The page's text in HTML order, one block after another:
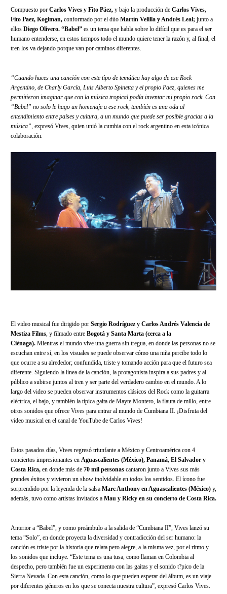
Compuesto por Carlos Vives y Fito Páez, y bajo la producción de Carlos Vives,
Fito Paez, Kogiman, conformado por el dúo Martín Velilla y Andrés Leal; junto a
ellos Diego Olivero. “Babel” es un tema que habla sobre lo difícil que es para el ser
humano entenderse, en estos tiempos todo el mundo quiere tener la razón y, al final, el
tren los va dejando porque van por caminos diferentes.
“Cuando haces una canción con este tipo de temática hay algo de ese Rock
Argentino, de Charly García, Luis Alberto Spinetta y el propio Paez, quienes me
permitieron imaginar que con la música tropical podía inventar mi propio rock. Con
“Babel” no solo le hago un homenaje a ese rock, también es una oda al
entendimiento entre países y cultura, a un mundo que puede ser posible gracias a la
música”, expresó Vives, quien unió la cumbia con el rock argentino en esta icónica
colaboración.
El video musical fue dirigido por Sergio Rodríguez y Carlos Andrés Valencia de
Mestiza Films , y filmado entre Bogotá y Santa Marta (cerca a la
Ciénaga). Mientras el mundo vive una guerra sin tregua, en donde las personas no se
escuchan entre sí, en los visuales se puede observar cómo una niña percibe todo lo
que ocurre a su alrededor; confundida, triste y tomando acción para que el futuro sea
diferente. Siguiendo la línea de la canción, la protagonista inspira a sus padres y al
público a subirse juntos al tren y ser parte del verdadero cambio en el mundo. A lo
largo del video se pueden observar instrumentos clásicos del Rock como la guitarra
eléctrica, el bajo, y también la típica gaita de Mayte Montero, la flauta de millo, entre
otros sonidos que ofrece Vives para entrar al mundo de Cumbiana II. ¡Disfruta del
video musical en el canal de YouTube de Carlos Vives!
Estos pasados días, Vives regresó triunfante a México y Centroamérica con 4
conciertos impresionantes en Aguascalientes (México), Panamá, El Salvador y
Costa Rica, en donde más de 70 mil personas cantaron junto a Vives sus más
grandes éxitos y vivieron un show inolvidable en todos los sentidos. El ícono fue
sorprendido por la leyenda de la salsa Marc Anthony en Aguascalientes (México) y,
además, tuvo como artistas invitados a Mau y Ricky en su concierto de Costa Rica.
Anterior a “Babel”, y como preámbulo a la salida de “Cumbiana II”, Vives lanzó su
tema “Solo”, en donde proyecta la diversidad y contradicción del ser humano: la
canción es triste por la historia que relata pero alegre, a la misma vez, por el ritmo y
los sonidos que incluye. “Este tema es una tusa, como llaman en Colombia al
despecho, pero también fue un experimento con las gaitas y el sonido t?pico de la
Sierra Nevada. Con esta canción, como lo que pueden esperar del álbum, es un viaje
por diferentes géneros en los que se conecta nuestra cultura”, expresó Carlos Vives.